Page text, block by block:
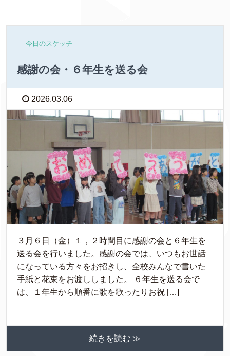
今日のスケッチ
感謝の会・６年生を送る会
2026.03.06
３月６日（金）１，２時間目に感謝の会と６年生を
送る会を行いました。感謝の会では、いつもお世話
になっている方々をお招きし、全校みんなで書いた
手紙と花束をお渡ししました。 ６年生を送る会で
は、１年生から順番に歌を歌ったりお祝 […]
続きを読む ≫